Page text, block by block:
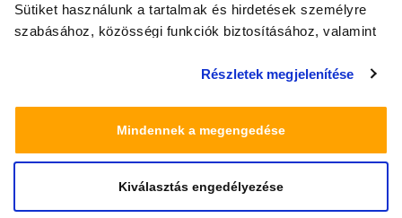
Sütiket használunk a tartalmak és hirdetések személyre
szabásához, közösségi funkciók biztosításához, valamint
média-, hirdető- és elemező partnereinkkel megosztjuk az
amelyeket Ön adott meg számukra vagy az Ön által
használt más szolgáltatásokból gyűjtöttek.
Részletek megjelenítése
Mindennek a megengedése
Kiválasztás engedélyezése